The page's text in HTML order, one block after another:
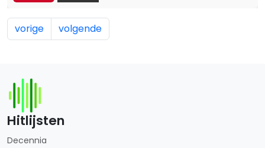
vorige volgende
Hitlijsten
Decennia